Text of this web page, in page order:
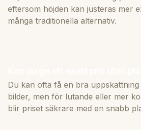
eftersom höjden kan justeras mer
många traditionella alternativ.
Du kan ofta få en bra
bilder, men för lutande eller mer
blir priset säkrare med en snabb